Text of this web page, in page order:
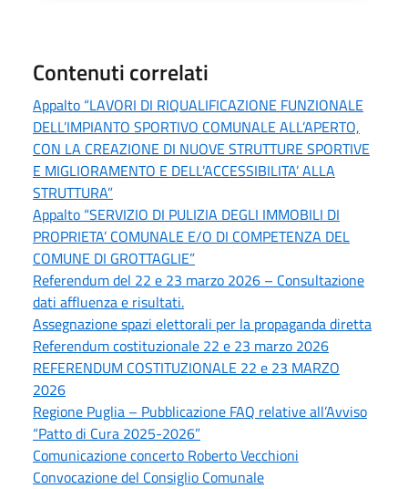
Contenuti correlati
Appalto “LAVORI DI RIQUALIFICAZIONE FUNZIONALE
DELL’IMPIANTO SPORTIVO COMUNALE ALL’APERTO,
CON LA CREAZIONE DI NUOVE STRUTTURE SPORTIVE
E MIGLIORAMENTO E DELL’ACCESSIBILITA’ ALLA
STRUTTURA”
Appalto “SERVIZIO DI PULIZIA DEGLI IMMOBILI DI
PROPRIETA’ COMUNALE E/O DI COMPETENZA DEL
COMUNE DI GROTTAGLIE”
Referendum del 22 e 23 marzo 2026 – Consultazione
dati affluenza e risultati.
Assegnazione spazi elettorali per la propaganda diretta
Referendum costituzionale 22 e 23 marzo 2026
REFERENDUM COSTITUZIONALE 22 e 23 MARZO
2026
Regione Puglia – Pubblicazione FAQ relative all’Avviso
“Patto di Cura 2025-2026”
Comunicazione concerto Roberto Vecchioni
Convocazione del Consiglio Comunale